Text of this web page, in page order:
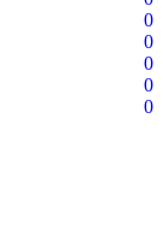
0
0
0
0
0